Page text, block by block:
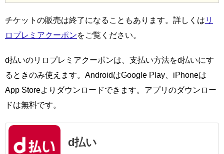
チケットの販売は終了になることもあります。詳しくは リ
ロプレミアクーポンをご覧ください。
d払いのリロプレミアクーポンは、支払い方法をd払いにす
るときのみ使えます。AndroidはGoogle Play、iPhoneは
App Storeよりダウンロードできます。アプリのダウンロー
ドは無料です。
d払い